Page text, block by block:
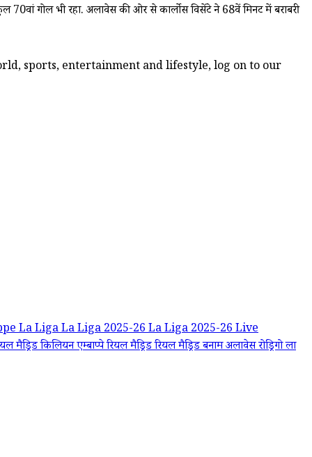
गोल भी रहा. अलावेस की ओर से कार्लोस विसेंटे ने 68वें मिनट में बराबरी
sports, entertainment and lifestyle, log on to our
La LigaLa Liga 2025-26La Liga 2025-26 Live
मैड्रिडकिलियन एम्बाप्पेरियल मैड्रिडरियल मैड्रिड बनाम अलावेसरोड्रिगोला